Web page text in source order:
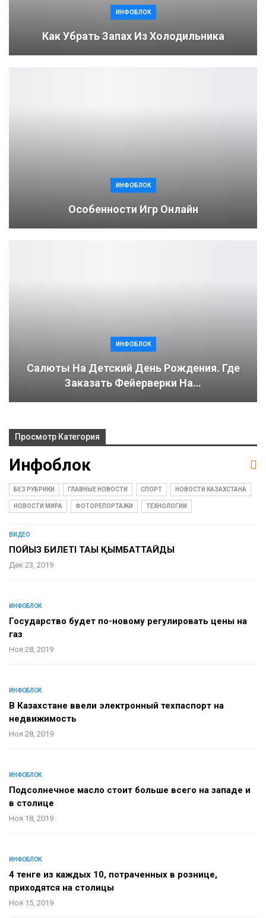
ИНФОБЛОК
Как Убрать Запах Из Холодильника
ИНФОБЛОК
Особенности Игр Онлайн
ИНФОБЛОК
Салюты На Детский День Рождения. Где
Заказать Фейерверки На…
Просмотр Категория
Инфоблок
БЕЗ РУБРИКИ ГЛАВНЫЕ НОВОСТИ СПОРТ НОВОСТИ КАЗАХСТАНА
НОВОСТИ МИРА ФОТОРЕПОРТАЖИ ТЕХНОЛОГИИ
ВИДЕО
ПОЙЫЗ БИЛЕТІ ТАҒЫ ҚЫМБАТТАЙДЫ
Дек 23, 2019
ИНФОБЛОК
Государство будет по-новому регулировать цены на
газ
Ноя 28, 2019
ИНФОБЛОК
В Казахстане ввели электронный техпаспорт на
недвижимость
Ноя 28, 2019
ИНФОБЛОК
Подсолнечное масло стоит больше всего на западе и
в столице
Ноя 18, 2019
ИНФОБЛОК
4 тенге из каждых 10, потраченных в рознице,
приходятся на столицы
Ноя 15, 2019